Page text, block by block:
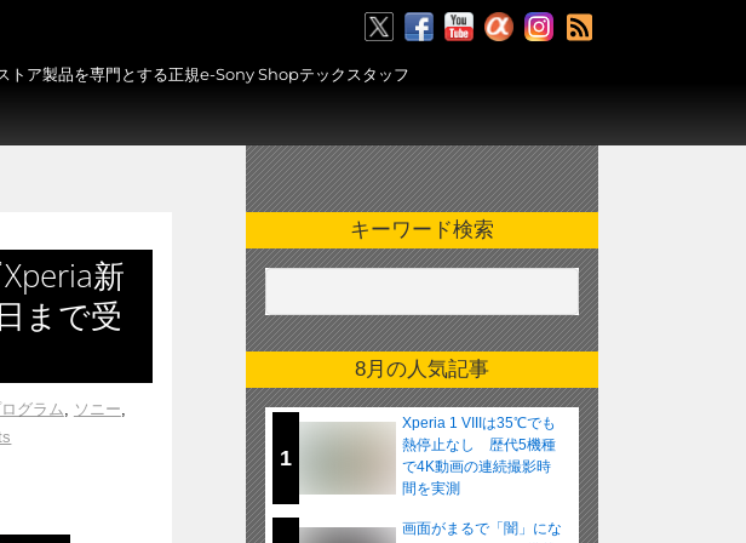
トア製品を専門とする正規e-Sony Shopテックスタッフ
新
まで受
グラム, ソニー,
キーワード検索
8月の人気記事
1
Xperia 1 VIIIは35℃でも
熱停止なし 歴代5機種
で4K動画の連続撮影時
間を実測
画面がまるで「闇」にな